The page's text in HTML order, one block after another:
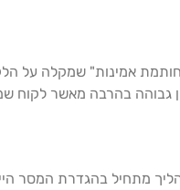
"חותמת אמינות" שמקלה על
גבוהה בהרבה מאשר לקוח
מתחיל בהגדרת המסר